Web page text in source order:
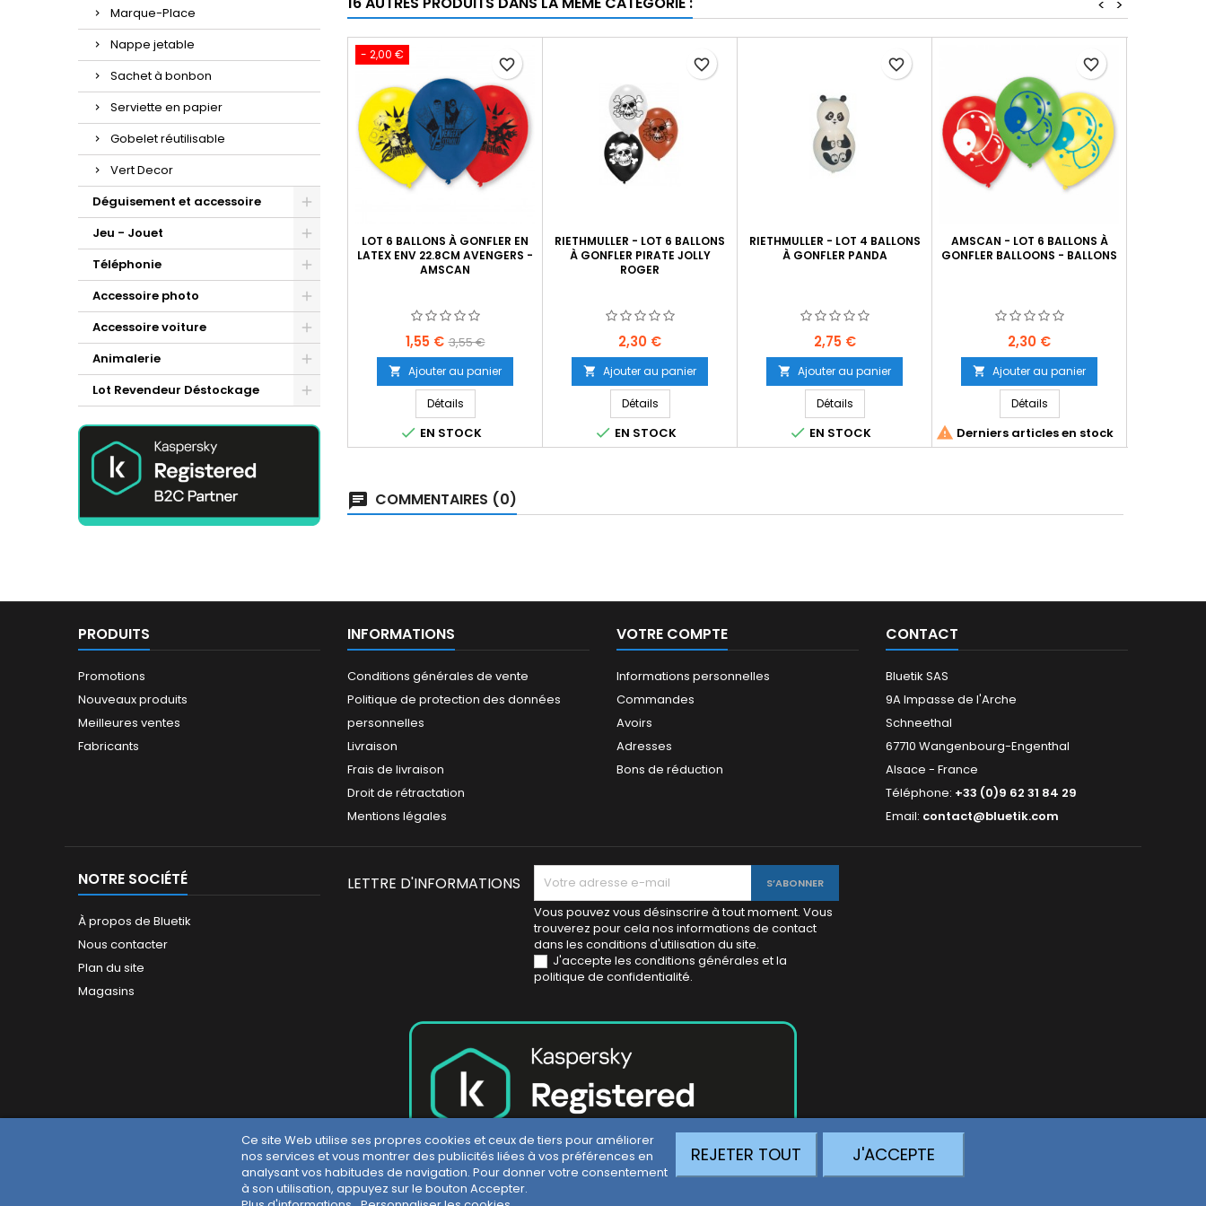
Marque-Place
Nappe jetable
Sachet à bonbon
Serviette en papier
Gobelet réutilisable
Vert Decor
Déguisement et accessoire
Jeu - Jouet
Téléphonie
Accessoire photo
Accessoire voiture
Animalerie
Lot Revendeur Déstockage
>
<
- 2,00 €
LOT 6 BALLONS À GONFLER EN
LATEX ENV 22.8CM AVENGERS -
AMSCAN
Prix
1,55 € Prix
base
3,55 €
 Ajouter au panier
Détails
 EN STOCK
favorite_border
RIETHMULLER - LOT 6 BALLONS
À GONFLER PIRATE JOLLY
ROGER
Prix
2,30 €
 Ajouter au panier
Détails
 EN STOCK
favorite_border
RIETHMULLER - LOT 4 BALLONS
À GONFLER PANDA
Prix
2,75 €
 Ajouter au panier
Détails
 EN STOCK
favorite_border
AMSCAN - LOT 6 BALLONS À
GONFLER BALLOONS - BALLONS
Prix
2,30 €
 Ajouter au panier
Détails
 Derniers articles en stock
favorite_border
COMMENTAIRES (0)
PRODUITS
Promotions
Nouveaux produits
Meilleures ventes
Fabricants
INFORMATIONS
Conditions générales de vente
Politique de protection des données
personnelles
Livraison
Frais de livraison
Droit de rétractation
Mentions légales
VOTRE COMPTE
Informations personnelles
Commandes
Avoirs
Adresses
Bons de réduction
CONTACT
Bluetik SAS
9A Impasse de l'Arche
Schneethal
67710 Wangenbourg-Engenthal
Alsace - France
Téléphone: +33 (0)9 62 31 84 29
Email: contact@bluetik.com
Ce site Web utilise ses propres cookies et ceux de tiers pour améliorer
nos services et vous montrer des publicités liées à vos préférences en
analysant vos habitudes de navigation. Pour donner votre consentement
à son utilisation, appuyez sur le bouton Accepter.
REJETER TOUT J'ACCEPTE
NOTRE SOCIÉTÉ
À propos de Bluetik
Nous contacter
Plan du site
Magasins
LETTRE D'INFORMATIONS
Vous pouvez vous désinscrire à tout moment. Vous
trouverez pour cela nos informations de contact
dans les conditions d'utilisation du site.
J'accepte les conditions générales et la
politique de confidentialité.